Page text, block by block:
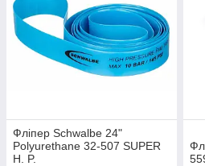
Фліпер Schwalbe 24"
Polyurethane 32-507 SUPER
H. P.